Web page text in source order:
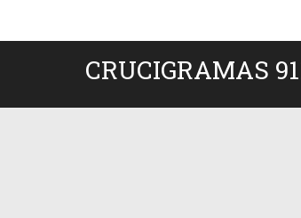
CRUCIGRAMAS